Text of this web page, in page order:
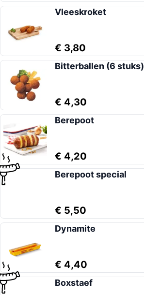
Vleeskroket
€ 3,80
Bitterballen (6 stuks)
€ 4,30
Berepoot
€ 4,20
Berepoot special
€ 5,50
Dynamite
€ 4,40
Boxstaef